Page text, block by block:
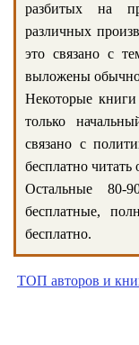
разбитых на
различных
это связано с
выложены
Некоторые
только
связано с
бесплатно
Остальные 80-
бесплатные,
бесплатно.
ТОП авторов и